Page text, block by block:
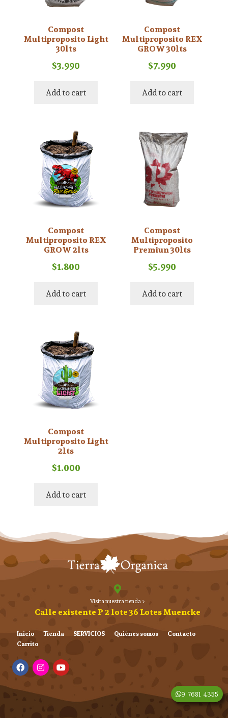
Compost
Multiproposito Light
30lts
$3.990
Add to cart
Compost
Multiproposito REX
GROW 30lts
$7.990
Add to cart
Compost
Multiproposito REX
GROW 2lts
$1.800
Add to cart
Compost
Multiproposito
Premiun 30lts
$5.990
Add to cart
Compost
Multiproposito Light
2lts
$1.000
Add to cart
Visita nuestra tienda >
Calle existente P 2 lote 36 Lotes Muencke
Inicio Tienda SERVICIOS Quiénes somos
Contacto
Carrito
9 7681 4355